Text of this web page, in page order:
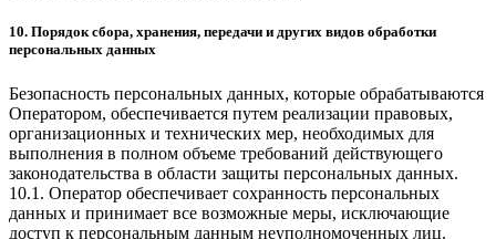
10. Порядок сбора, хранения, передачи и других видов обработки
персональных данных
Безопасность персональных данных, которые обрабатываются
Оператором, обеспечивается путем реализации правовых,
организационных и технических мер, необходимых для
выполнения в полном объеме требований действующего
законодательства в области защиты персональных данных.
10.1. Оператор обеспечивает сохранность персональных
данных и принимает все возможные меры, исключающие
доступ к персональным данным неуполномоченных лиц.